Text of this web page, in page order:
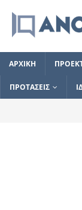
ΑΡΧΙΚΗ
ΠΡΟΤΑΣΕΙΣ